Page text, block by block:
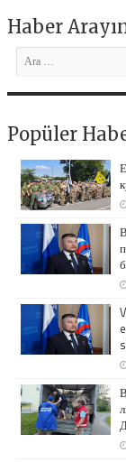
Haber
Popüler